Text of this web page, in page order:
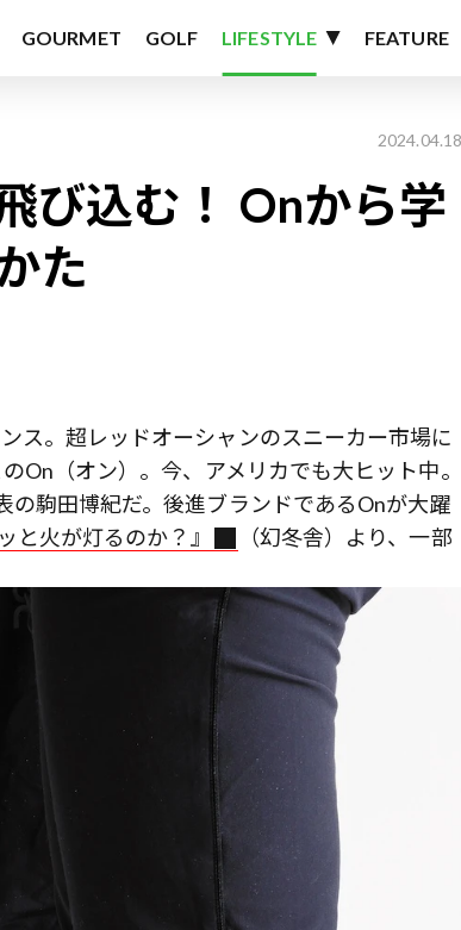
GOURMET GOLF LIFESTYLE FEATURE
2024.04.18
び込む！ Onから学
た
ス。超レッドオーシャンのスニーカー市場に
On（オン）。今、アメリカでも大ヒット中。
駒田博紀だ。後進ブランドであるOnが大躍
と火が灯るのか？』
（幻冬舎）より、一部